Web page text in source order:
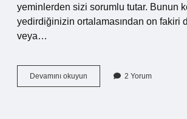
yeminlerden sizi sorumlu tutar. Bunun
yedirdiğinizin ortalamasından on fakiri
veya…
Devamını okuyun
Edilen
2 Yorum